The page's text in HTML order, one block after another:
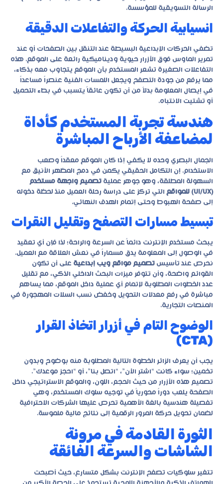
الرسالة التسويقية للمؤسسة.
انسيابية الحركة والتفاعلات الدقيقة
تضفي الحركات الإبداعية البسيطة عند التنقل بين الصفحات أو عند
تمرير الماوس فوق الأزرار حيوية وديناميكية رائعة على الموقع. هذه
التفاعلات الصغيرة تشعر المستخدم بأن الموقع يتجاوب معه بذكاء،
مما يرفع من جودة التصفح ويجعل اللمسات الفنية عنصراً مساعداً
في إيصال المعلومة بدلاً من أن تكون عائقاً يتسبب في بطء التحميل
أو تشتيت الانتباه.
هندسة تجربة المستخدم كأداة
لمضاعفة الأرباح المباشرة
الجمال البصري وحده لا يكفي إذا كان الموقع معقداً وصعب
الاستخدام. إن التكامل الحقيقي يكمن في دمج المظهر الأنيق مع
السهولة المطلقة، وهو جوهر عملية تصميم واجهة مستخدم
(UI/UX) للمواقع
التي تركز على دراسة رحلة العميل منذ لحظة دخوله
إلى صفحة الهبوط وحتى إتمام الهدف النهائي.
تبسيط مسارات التصفح وتقليل النقرات
يبحث مستخدم الإنترنت دائماً عن السرعة والراحة؛ لذا فإن أي تعقيد
في الوصول إلى المعلومة يدق مسماراً في نعش العلاقة مع العميل.
نحرص عند تأسيس تصميم مواقع ويب إبداعية على أن تكون
القوائم واضحة، وأن تتوفر ميزات البحث الداخلي الذكي، مع تقليل
عدد الخطوات المطلوبة لإتمام أي عملية داخل الموقع، مما يساهم
مباشرة في رفع معدلات التحويل وخفض نسب السلات المهجورة في
المنصات التجارية.
الوضوح التام في أزرار اتخاذ القرار
(CTA)
يجب أن يعرف الزائر الخطوة التالية المطلوبة منه بوضوح وبدون
تخمين؛ سواء كانت “اشترِ الآن”، “اتصل بنا”، أو “احجز موعدك”.
تصميم هذه الأزرار من حيث الحجم، اللون، والموقع الاستراتيجي داخل
الصفحة يلعب دوراً محورياً في توجيه سلوك المستخدم، وهي
تفصيلة هندسية بالغة الأهمية تحرص عليها الشركات الاحترافية
لضمان تحويل حركة المرور الرقمية إلى نتائج مالية ملموسة.
الثورة القادمة في مرونة
الشاشات والسرعة الفائقة
تتغير سلوكيات تصفح الإنترنت بشكل متسارع، حيث أصبحت